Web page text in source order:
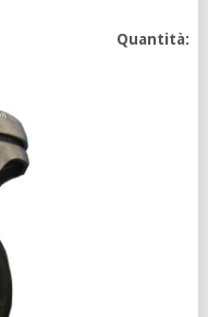
Quantità: